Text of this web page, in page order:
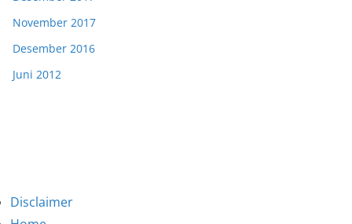
November 2017
Desember 2016
Juni 2012
Disclaimer